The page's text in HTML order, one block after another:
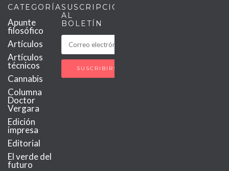
CATEGORÍAS
Apunte
filosófico
Artículos
Artículos
técnicos
Cannabis
Columna
Doctor
Vergara
Edición
impresa
Editorial
El verde del
futuro
SUSCRIPCIÓN
AL
BOLETÍN